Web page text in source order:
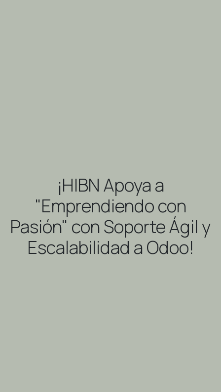
¡HIBN Apoya a
"Emprendiendo con
Pasión" con Soporte Ágil y
Escalabilidad a Odoo!